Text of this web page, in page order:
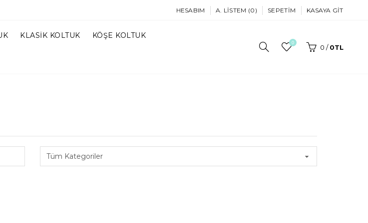
HESABIM A. LISTEM (0) SEPETIM KASAYA GIT
KLASIK KOLTUK KÖŞE KOLTUK
0
0 / 0TL